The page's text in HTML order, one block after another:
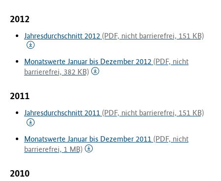
2012
Jahresdurchschnitt 2012 (PDF, nicht barrierefrei, 151 KB)
Monatswerte Januar bis Dezember 2012 (PDF, nicht
barrierefrei, 382 KB)
2011
Jahresdurchschnitt 2011 (PDF, nicht barrierefrei, 151 KB)
Monatswerte Januar bis Dezember 2011 (PDF, nicht
barrierefrei, 1 MB)
2010